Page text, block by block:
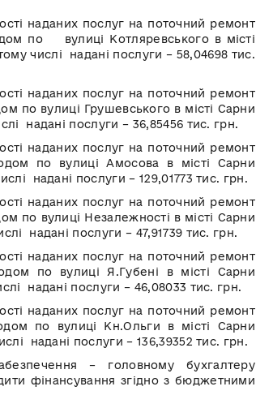
наданих послуг на поточний ремонт
по вулиці Котляревського в місті
числі надані послуги – 58,04698 тис.
наданих послуг на поточний ремонт
по вулиці Грушевського в місті Сарни
надані послуги – 36,85456 тис. грн.
наданих послуг на поточний ремонт
по вулиці Амосова в місті Сарни
надані послуги – 129,01773 тис. грн.
наданих послуг на поточний ремонт
по вулиці Незалежності в місті Сарни
надані послуги – 47,91739 тис. грн.
наданих послуг на поточний ремонт
по вулиці Я.Губені в місті Сарни
надані послуги – 46,08033 тис. грн.
наданих послуг на поточний ремонт
по вулиці Кн.Ольги в місті Сарни
надані послуги – 136,39352 тис. грн.
– головному бухгалтеру
фінансування згідно з бюджетними